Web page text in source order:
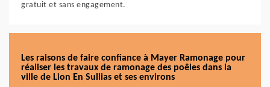
gratuit et sans engagement.
Les raisons de faire confiance à Mayer Ramonage pour
réaliser les travaux de ramonage des poêles dans la
ville de Lion En Sullias et ses environs